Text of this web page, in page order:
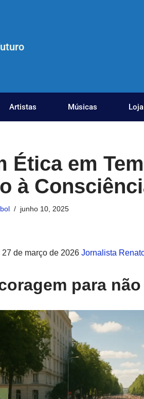
Artistas Músicas Loja
Ética em
à
junho 10, 2025
de março de 2026 Jornalista
para